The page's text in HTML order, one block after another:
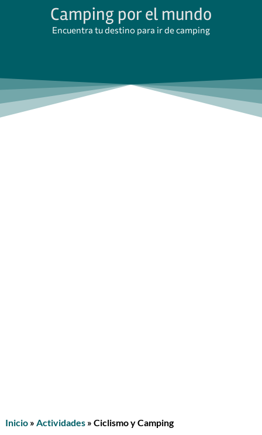
Camping por el mundo
Encuentra tu destino para ir de camping
Inicio» Actividades» Ciclismo y Camping